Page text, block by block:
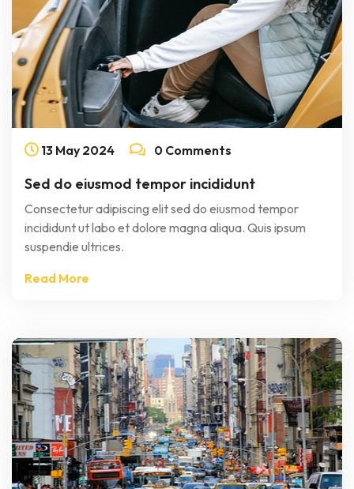
13 May 2024 0 Comments
Sed do eiusmod tempor incididunt
Consectetur adipiscing elit sed do eiusmod tempor
incididunt ut labo et dolore magna aliqua. Quis ipsum
suspendie ultrices.
Read More